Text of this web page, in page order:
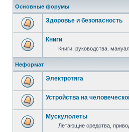
Основные форумы
Здоровье и безопасность
Книги
Книги, руководства.
Неформат
Электротяга
Устройства на
Мускулолеты
Летающие средства,